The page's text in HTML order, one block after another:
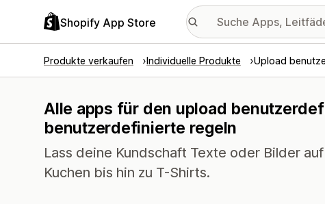
Shopify App Store
Produkte verkaufen Individuelle Produkte Upload
Alle apps für den upload
benutzerdefinierte regeln
Lass deine Kundschaft Texte oder Bilder
Kuchen bis hin zu T-Shirts.